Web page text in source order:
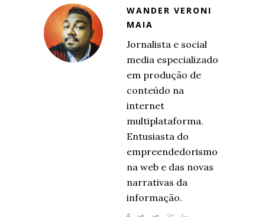
WANDER VERONI
MAIA
Jornalista e social
media especializado
em produção de
conteúdo na
internet
multiplataforma.
Entusiasta do
empreendedorismo
na web e das novas
narrativas da
informação.